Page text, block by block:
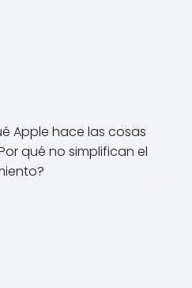
Apple hace las cosas
qué no simplifican el